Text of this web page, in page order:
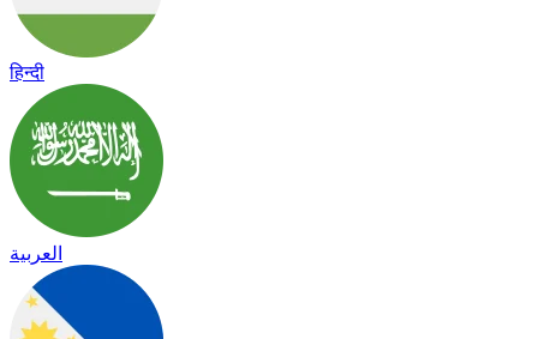
हिन्दी
العربية